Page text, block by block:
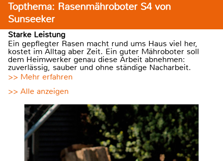
Topthema: Rasenmähroboter S4 von
Sunseeker
Starke Leistung
Ein gepflegter Rasen macht rund ums Haus viel her,
kostet im Alltag aber Zeit. Ein guter Mähroboter soll
dem Heimwerker genau diese Arbeit abnehmen:
zuverlässig, sauber und ohne ständige Nacharbeit.
>> Mehr erfahren
>> Alle anzeigen